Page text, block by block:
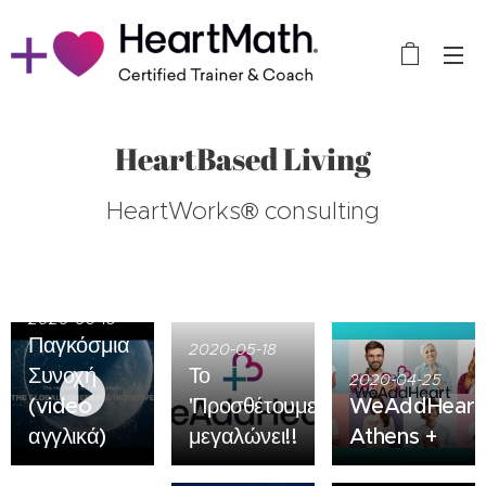
HeartBased Living
HeartWorks® consulting
2020-06-18
Παγκόσμια
Συνοχή
(video
αγγλικά)
2020-05-18
Το
'ΠροσθέτουμεΚαρδιά'
μεγαλώνει!!
2020-04-25
WeAddHeart
Athens +
2019-12-20